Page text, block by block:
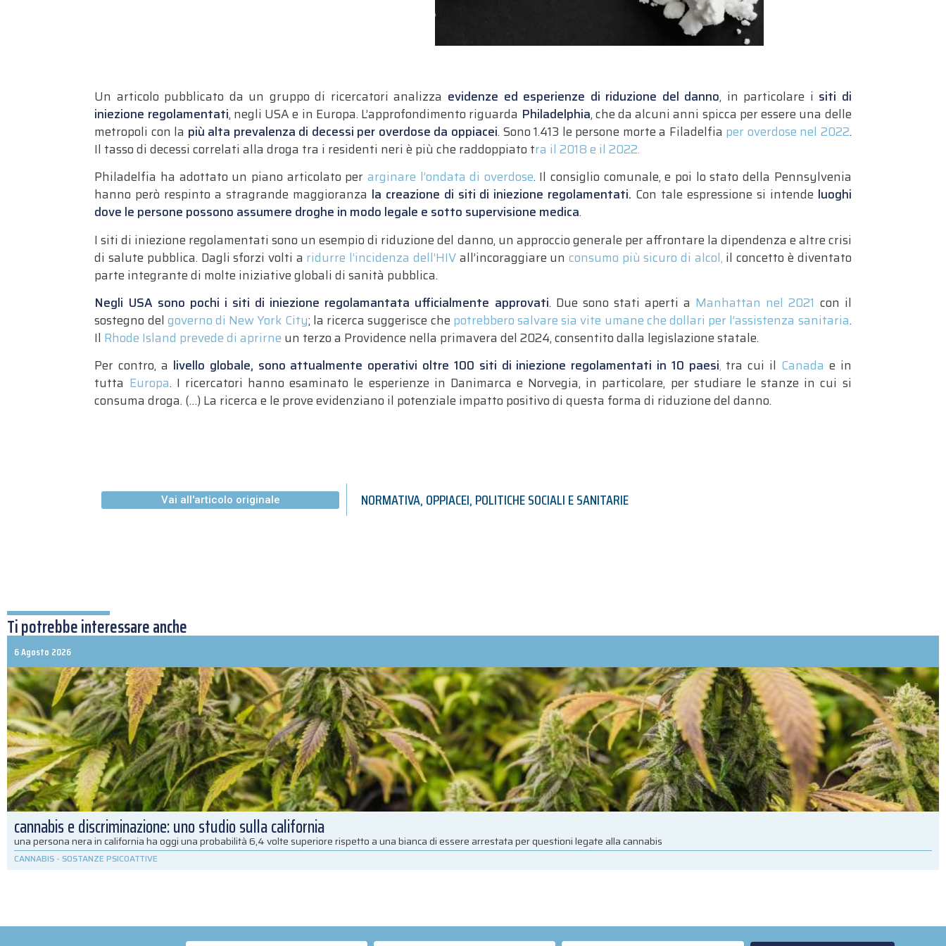
Un articolo pubblicato da un gruppo di ricercatori analizza evidenze ed esperienze di riduzione del danno, in particolare i siti di
iniezione regolamentati, negli USA e in Europa. L’approfondimento riguarda Philadelphia, che da alcuni anni spicca per essere una delle
metropoli con la più alta prevalenza di decessi per overdose da oppiacei. Sono 1.413 le persone morte a Filadelfia per overdose nel 2022.
Il tasso di decessi correlati alla droga tra i residenti neri è più che raddoppiato tra il 2018 e il 2022.
Philadelfia ha adottato un piano articolato per arginare l’ondata di overdose. Il consiglio comunale, e poi lo stato della Pennsylvenia
hanno però respinto a stragrande maggioranza la creazione di siti di iniezione regolamentati. Con tale espressione si intende luoghi
dove le persone possono assumere droghe in modo legale e sotto supervisione medica.
I siti di iniezione regolamentati sono un esempio di riduzione del danno, un approccio generale per affrontare la dipendenza e altre crisi
di salute pubblica. Dagli sforzi volti a ridurre l’incidenza dell’HIVall’incoraggiare un consumo più sicuro di alcol, il concetto è diventato
parte integrante di molte iniziative globali di sanità pubblica.
Negli USA sono pochi i siti di iniezione regolamantata ufficialmente approvati. Due sono stati aperti a Manhattan nel 2021 con il
sostegno del governo di New York City; la ricerca suggerisce che potrebbero salvare sia vite umane che dollari per l’assistenza sanitaria.
Il Rhode Island prevede di aprirne un terzo a Providence nella primavera del 2024, consentito dalla legislazione statale.
Per contro, a livello globale, sono attualmente operativi oltre 100 siti di iniezione regolamentati in 10 paesi, tra cui il Canada e in
tutta Europa. I ricercatori hanno esaminato le esperienze in Danimarca e Norvegia, in particolare, per studiare le stanze in cui si
consuma droga. (…) La ricerca e le prove evidenziano il potenziale impatto positivo di questa forma di riduzione del danno.
Vai all'articolo originale NORMATIVA,OPPIACEI,POLITICHE SOCIALI E SANITARIE
Ti potrebbe interessare anche
6 Agosto 2026
cannabis e discriminazione: uno studio sulla california
una persona nera in california ha oggi una probabilità 6,4 volte superiore rispetto a una bianca di essere arrestata per questioni legate alla cannabis
CANNABIS - SOSTANZE PSICOATTIVE